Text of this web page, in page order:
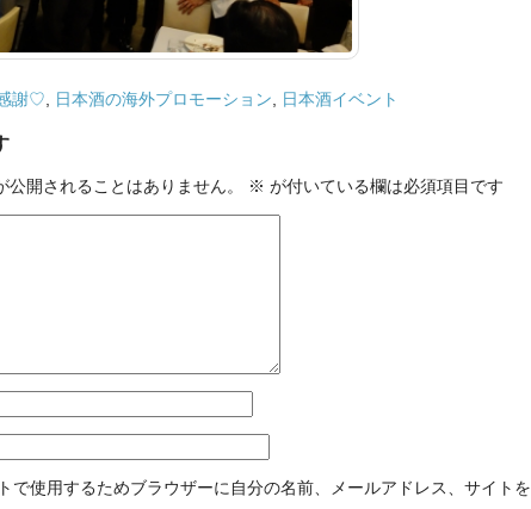
謝♡ 日本酒の海外プロモーション 日本酒イベント
公開されることはありません。 ※ が付いている欄は必須項目です
で使用するためブラウザーに自分の名前、メールアドレス、サイトを